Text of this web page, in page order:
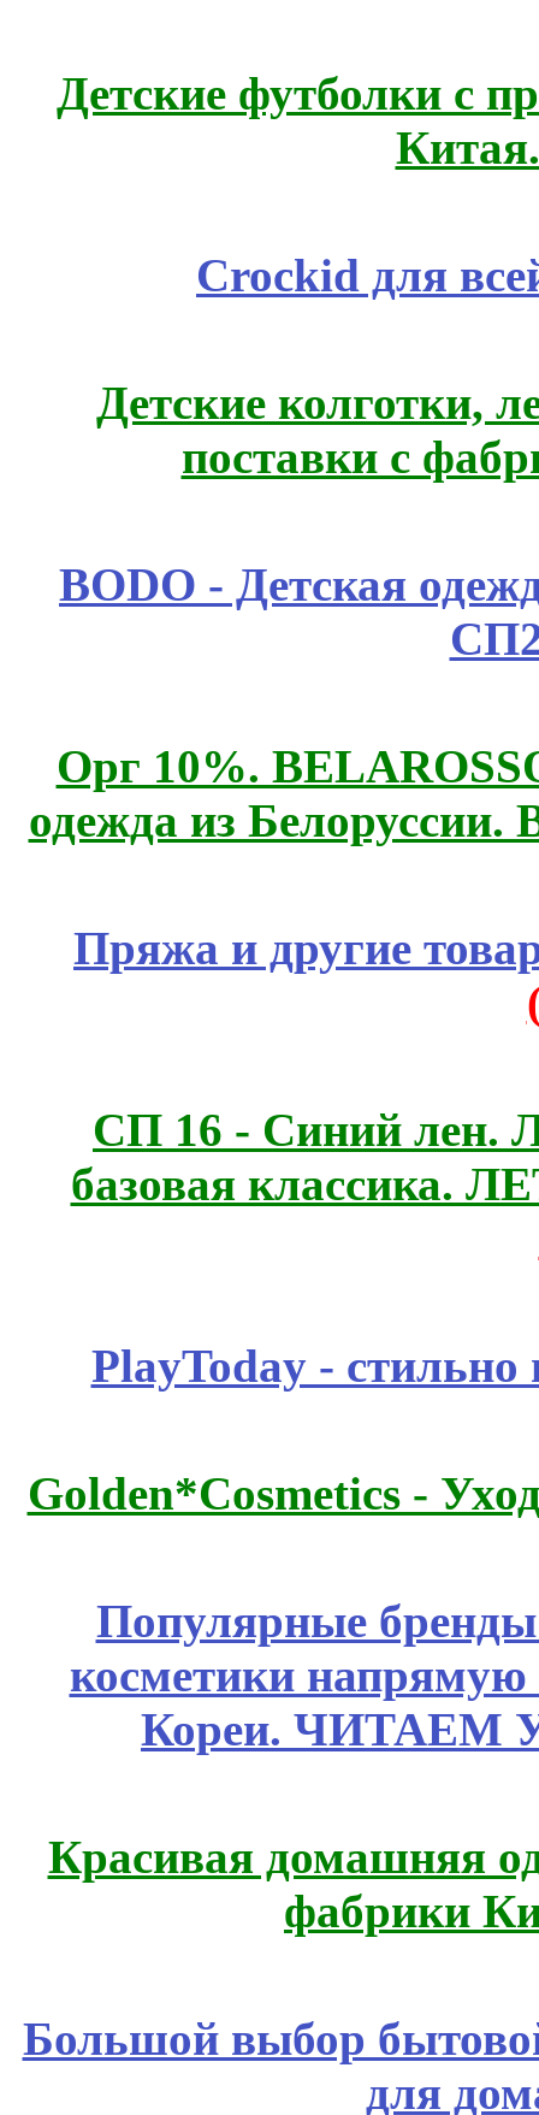
Детские футболки с
Crockid для
Детские колготки,
поставки с
BODO - Детская
Орг 10%.
одежда из Белоруссии.
Пряжа и другие
СП 16 - Синий лен.
базовая
PlayToday -
Golden*Cosmetics -
Популярные
косметики
Кореи. ЧИТАЕМ
Красивая домашняя
фабрики
Большой выбор
для